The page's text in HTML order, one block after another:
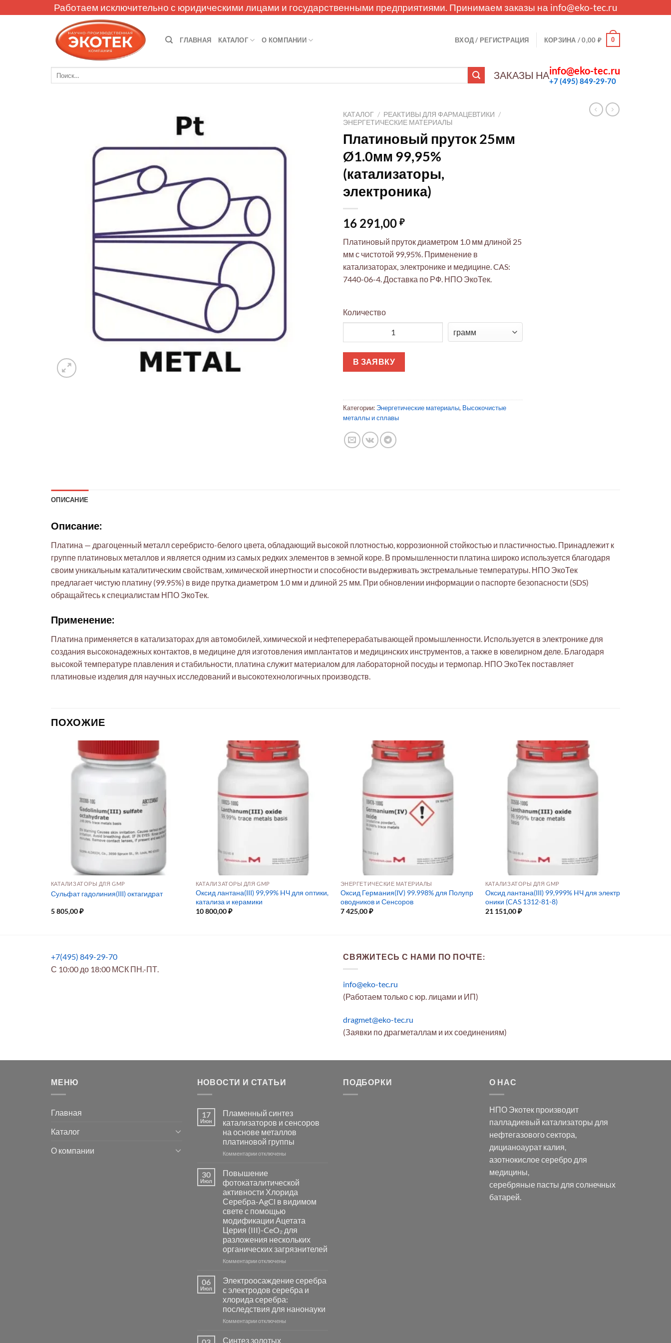
to
Работаем исключительно с юридическими лицами и государственными предприятиями. Принимаем заказы на info@eko-tec.ru
ГЛАВНАЯ КАТАЛОГ О КОМПАНИИ ВХОД / РЕГИСТРАЦИЯ КОРЗИНА /0,00 ₽ 0
ЗАКАЗЫ НАinfo@eko-tec.ru
+7 (495) 849-29-70
КАТАЛОГ / РЕАКТИВЫ ДЛЯ ФАРМАЦЕВТИКИ /
ЭНЕРГЕТИЧЕСКИЕ МАТЕРИАЛЫ
Платиновый пруток 25мм
Ø1.0мм 99,95%
(катализаторы,
электроника)
16 291,00 ₽
Платиновый пруток диаметром 1.0 мм длиной 25
мм с чистотой 99,95%. Применение в
катализаторах, электронике и медицине. CAS:
7440-06-4. Доставка по РФ. НПО ЭкоТек.
Количество
В ЗАЯВКУ
Категории: Энергетические материалы, Высокочистые
металлы и сплавы
ОПИСАНИЕ
Описание:
Платина — драгоценный металл серебристо-белого цвета, обладающий высокой плотностью, коррозионной стойкостью и пластичностью. Принадлежит к
группе платиновых металлов и является одним из самых редких элементов в земной коре. В промышленности платина широко используется благодаря
своим уникальным каталитическим свойствам, химической инертности и способности выдерживать экстремальные температуры. НПО ЭкоТек
предлагает чистую платину (99.95%) в виде прутка диаметром 1.0 мм и длиной 25 мм. При обновлении информации о паспорте безопасности (SDS)
обращайтесь к специалистам НПО ЭкоТек.
Применение:
Платина применяется в катализаторах для автомобилей, химической и нефтеперерабатывающей промышленности. Используется в электронике для
создания высоконадежных контактов, в медицине для изготовления имплантатов и медицинских инструментов, а также в ювелирном деле. Благодаря
высокой температуре плавления и стабильности, платина служит материалом для лабораторной посуды и термопар. НПО ЭкоТек поставляет
платиновые изделия для научных исследований и высокотехнологичных производств.
ПОХОЖИЕ
КАТАЛИЗАТОРЫ ДЛЯ GMP
Сульфат гадолиния(III) октагидрат
5 805,00₽
КАТАЛИЗАТОРЫ ДЛЯ GMP
Оксид лантана(III) 99,99% HЧ для оптики,
катализа и керамики
10 800,00₽
ЭНЕРГЕТИЧЕСКИЕ МАТЕРИАЛЫ
Оксид Германия(IV) 99.998% для Полупр
оводников и Сенсоров
7 425,00₽
КАТАЛИЗАТОРЫ ДЛЯ GMP
Оксид лантана(III) 99,999% HЧ для электр
оники (CAS 1312-81-8)
21 151,00₽
+7(495) 849-29-70
С 10:00 до 18:00 МСК ПН.-ПТ.
СВЯЖИТЕСЬ С НАМИ ПО ПОЧТЕ:
info@eko-tec.ru
(Работаем только с юр. лицами и ИП)
dragmet@eko-tec.ru
(Заявки по драгметаллам и их соединениям)
МЕНЮ
Главная
Каталог
О компании
НОВОСТИ И СТАТЬИ
17
Июн
Пламенный синтез
катализаторов и сенсоров
на основе металлов
платиновой группы
Комментариик
синтез
катализаторов
и
сенсоров
на
основе
металлов
платиновой
группы
отключены
30
Июл
Повышение
фотокаталитической
активности Хлорида
Серебра-AgCl в видимом
свете с помощью
модификации Ацетата
Церия (III)-CeO₂ для
разложения нескольких
органических загрязнителей
Комментариик
фотокаталитической
активности
Хлорида
Серебра-
AgCl
отключены
06
Июл
Электроосаждение серебра
с электродов серебра и
хлорида серебра:
последствия для нанонауки
Комментариикотключены
Синтез золотых
ПОДБОРКИ О НАС
НПО Экотек производит
палладиевый катализаторы для
нефтегазового сектора,
дицианоаурат калия,
азотнокислое серебродля
медицины,
серебряные пасты для солнечных
батарей.